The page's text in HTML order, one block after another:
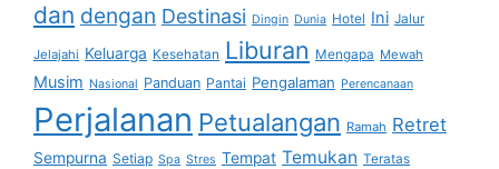
dan dengan Destinasi Dingin Dunia Hotel Ini Jalur
Jelajahi Keluarga Kesehatan Liburan Mengapa Mewah
Musim Nasional Panduan Pantai Pengalaman Perencanaan
Perjalanan Petualangan Ramah Retret
Sempurna Setiap Spa Stres Tempat Temukan Teratas